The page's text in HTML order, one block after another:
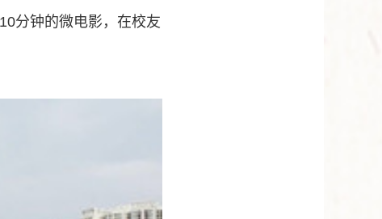
10分钟的微电影，在校友